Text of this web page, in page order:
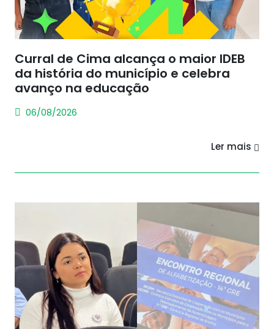
Curral de Cima alcança o maior IDEB
da história do município e celebra
avanço na educação
06/08/2026
Ler mais